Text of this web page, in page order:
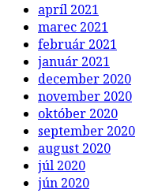
apríl 2021
marec 2021
február 2021
január 2021
december 2020
november 2020
október 2020
september 2020
august 2020
júl 2020
jún 2020